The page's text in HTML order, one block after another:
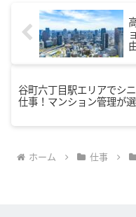
谷町六丁目駅エリアでシ
仕事！マンション管理が
ホーム 仕事